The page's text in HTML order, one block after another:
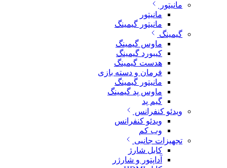
مانیتور
مانیتور
مانیتور گیمینگ
گیمینگ
ماوس گیمینگ
کیبورد گیمینگ
هدست گیمینگ
فرمان و دسته بازی
مانیتور گیمینگ
ماوس پد گیمینگ
گیم پد
ویدئو کنفرانس
ویدئو کنفرانس
وب کم
تجهیزات جانبی
کابل شارژ
آداپتور و شارژر